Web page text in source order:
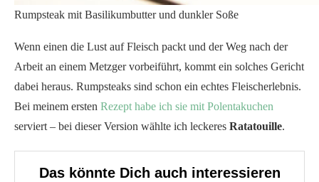
Rumpsteak mit Basilikumbutter und dunkler Soße
Wenn einen die Lust auf Fleisch packt und der Weg nach der
Arbeit an einem Metzger vorbeiführt, kommt ein solches Gericht
dabei heraus. Rumpsteaks sind schon ein echtes Fleischerlebnis.
Bei meinem ersten Rezept habe ich sie mit Polentakuchen
serviert – bei dieser Version wählte ich leckeres Ratatouille.
Das könnte Dich auch interessieren